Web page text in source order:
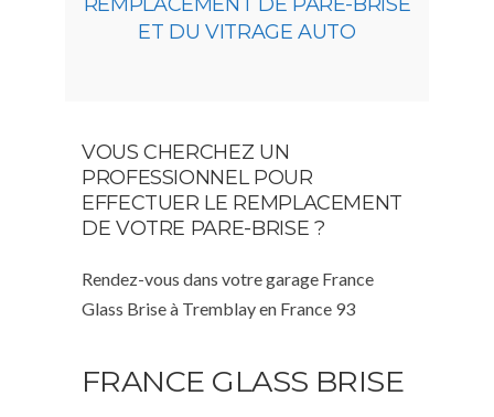
ET DU VITRAGE AUTO
VOUS CHERCHEZ UN
PROFESSIONNEL POUR
EFFECTUER LE REMPLACEMENT
DE VOTRE PARE-BRISE ?
Rendez-vous dans votre garage France
Glass Brise à Tremblay en France 93
FRANCE GLASS BRISE